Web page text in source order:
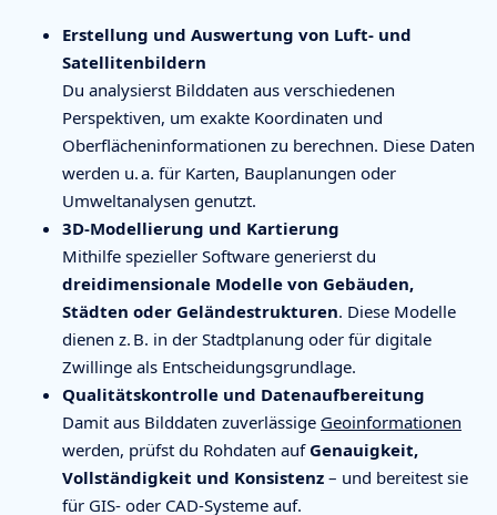
Erstellung und Auswertung von Luft- und
Satellitenbildern
Du analysierst Bilddaten aus verschiedenen
Perspektiven, um exakte Koordinaten und
Oberflächeninformationen zu berechnen. Diese Daten
werden u. a. für Karten, Bauplanungen oder
Umweltanalysen genutzt.
3D-Modellierung und Kartierung
Mithilfe spezieller Software generierst du
dreidimensionale Modelle von Gebäuden,
Städten oder Geländestrukturen. Diese Modelle
dienen z. B. in der Stadtplanung oder für digitale
Zwillinge als Entscheidungsgrundlage.
Qualitätskontrolle und Datenaufbereitung
Damit aus Bilddaten zuverlässige Geoinformationen
werden, prüfst du Rohdaten auf Genauigkeit,
Vollständigkeit und Konsistenz – und bereitest sie
für GIS- oder CAD-Systeme auf.